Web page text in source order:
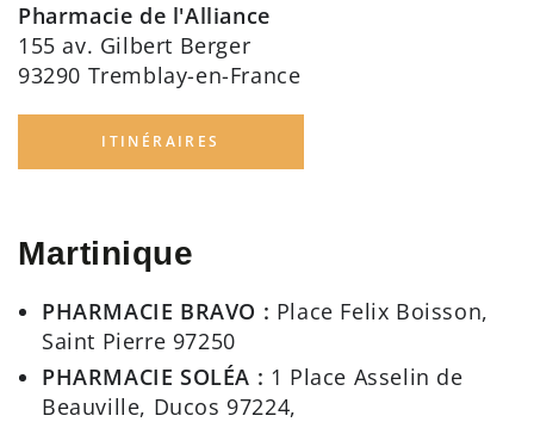
Pharmacie de l'Alliance
155 av. Gilbert Berger
93290 Tremblay-en-France
ITINÉRAIRES
Martinique
PHARMACIE BRAVO : Place Felix Boisson,
Saint Pierre 97250
PHARMACIE SOLÉA : 1 Place Asselin de
Beauville, Ducos 97224,